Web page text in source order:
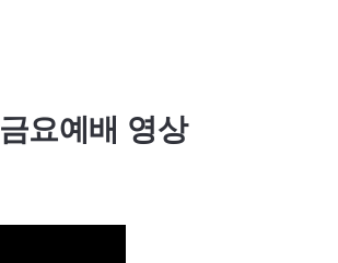
금요예배 영상